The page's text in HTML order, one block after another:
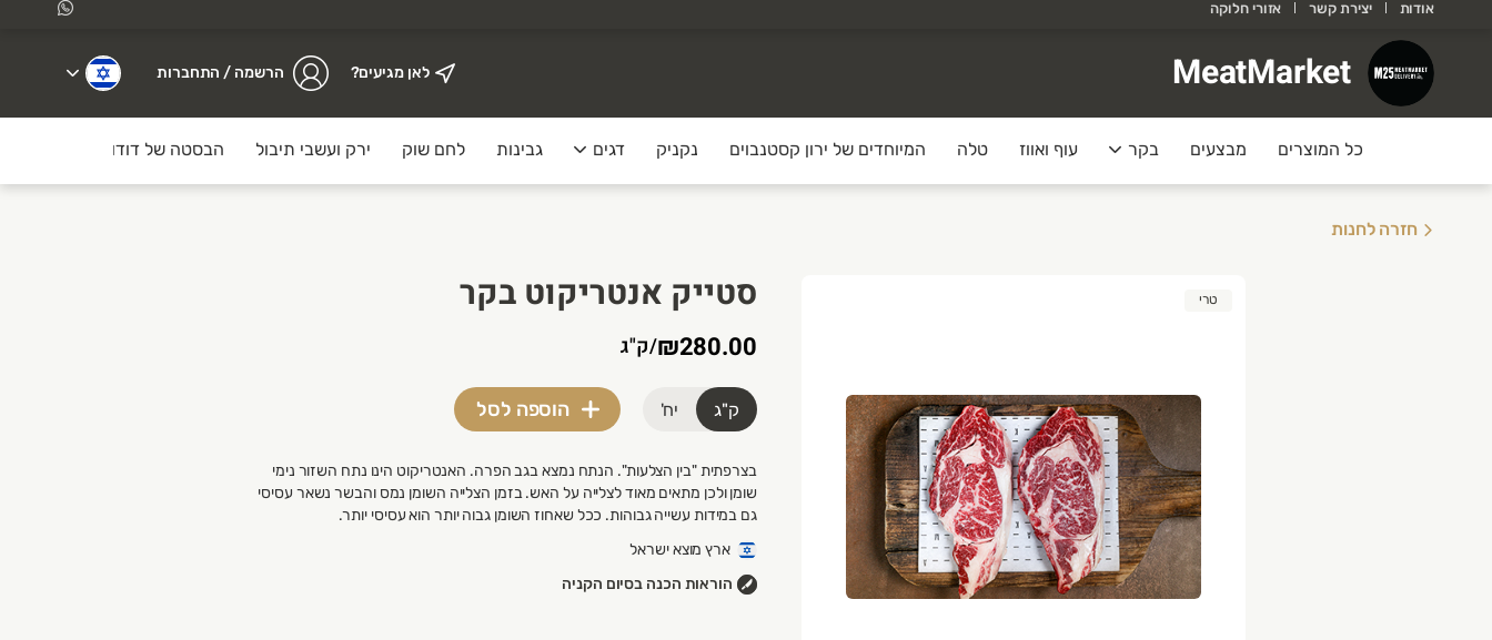
MeatMarket
מופתעים? גם אנחנו!
התחדשנו באתר חדש ומקצועי כדי להעניק לכם שרות מעולה.
אודות יצירת קשר אזורי חלוקה
MeatMarket לאן מגיעים? הרשמה / התחברות
כל המוצרים מבצעים בקר עוף ואווז טלה המיוחדים של ירון קסטנבוים נקניק דגים גבינות לחם שוק ירק ועשבי תיבול הבסטה של דודו תאילנדי
חזרה לחנות
טרי סטייק אנטריקוט בקר
₪280.00
/ק"ג
ק"ג יח' הוספה לסל
בצרפתית "בין הצלעות". הנתח נמצא בגב הפרה. האנטריקוט הינו נתח השזור נימי
שומן ולכן מתאים מאוד לצלייה על האש. בזמן הצלייה השומן נמס והבשר נשאר עסיסי
גם במידות עשייה גבוהות. ככל שאחוז השומן גבוה יותר הוא עסיסי יותר.
ארץ מוצא ישראל
הוראות הכנה בסיום הקניה